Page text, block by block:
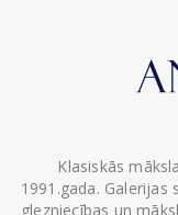
Klasiskās
1991.gada. Galerijas
glezniecības un